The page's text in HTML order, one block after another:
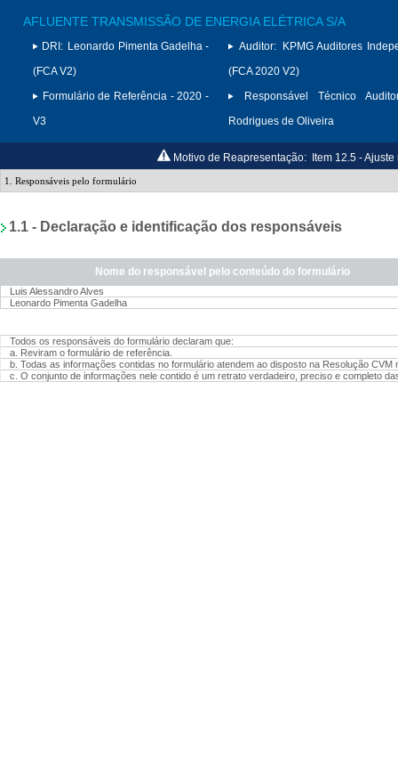
AFLUENTE TRANSMISSÃO DE ENERGIA ELÉTRICA S/A
DRI: Leonardo Pimenta Gadelha -
(FCA V2)
Formulário de Referência - 2020 -
V3
Auditor:
KPMG Auditores
(FCA 2020 V2)
Responsável Técnico
Rodrigues de Oliveira
Motivo de Reapresentação: Item 12.5 -